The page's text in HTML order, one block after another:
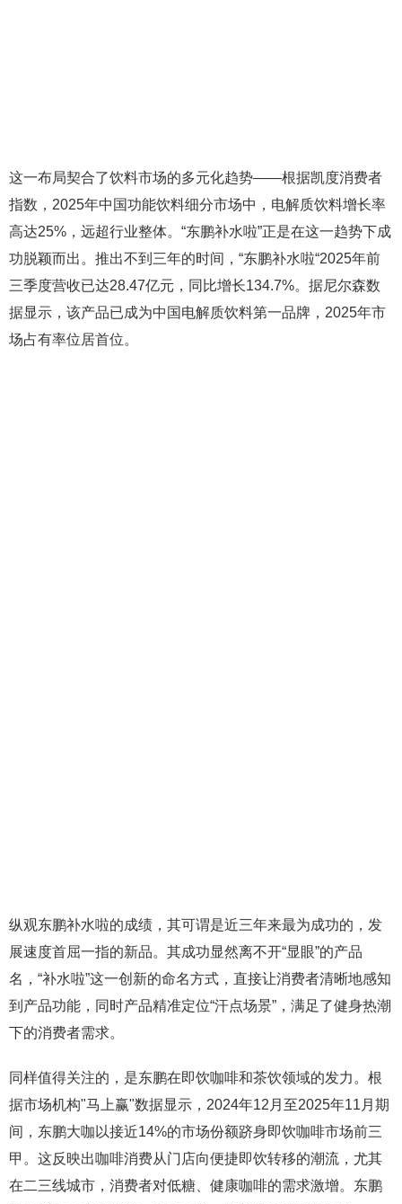
这一布局契合了饮料市场的多元化趋势——根据凯度消费者
指数，2025年中国功能饮料细分市场中，电解质饮料增长率
高达25%，远超行业整体。“东鹏补水啦”正是在这一趋势下成
功脱颖而出。推出不到三年的时间，“东鹏补水啦“2025年前
三季度营收已达28.47亿元，同比增长134.7%。据尼尔森数
据显示，该产品已成为中国电解质饮料第一品牌，2025年市
场占有率位居首位。
纵观东鹏补水啦的成绩，其可谓是近三年来最为成功的，发
展速度首屈一指的新品。其成功显然离不开“显眼”的产品
名，“补水啦”这一创新的命名方式，直接让消费者清晰地感知
到产品功能，同时产品精准定位“汗点场景”，满足了健身热潮
下的消费者需求。
同样值得关注的，是东鹏在即饮咖啡和茶饮领域的发力。根
据市场机构"马上赢"数据显示，2024年12月至2025年11月期
间，东鹏大咖以接近14%的市场份额跻身即饮咖啡市场前三
甲。这反映出咖啡消费从门店向便捷即饮转移的潮流，尤其
在二三线城市，消费者对低糖、健康咖啡的需求激增。东鹏